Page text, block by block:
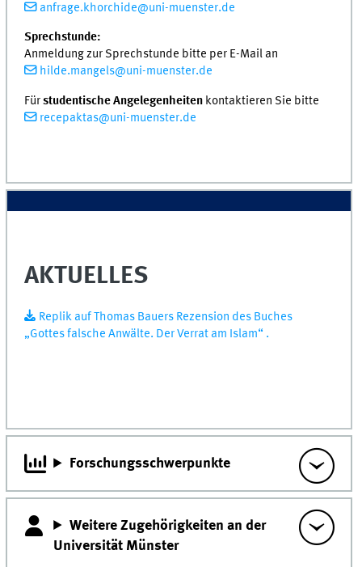
anfrage.khorchide@uni-muenster.de
Sprechstunde:
Anmeldung zur Sprechstunde bitte per E-Mail an
hilde.mangels@uni-muenster.de
Fürstudentische Angelegenheiten kontaktieren Sie bitte
recepaktas@uni-muenster.de
AKTUELLES
Replik auf Thomas Bauers Rezension des Buches
„Gottes falsche Anwälte. Der Verrat am Islam“ .
Forschungsschwerpunkte
Weitere Zugehörigkeiten an der
Universität Münster